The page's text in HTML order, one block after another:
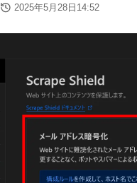
2025年5月28日14:52